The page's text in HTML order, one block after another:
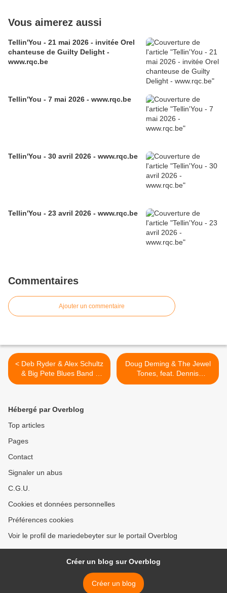
Vous aimerez aussi
Tellin'You - 21 mai 2026 - invitée Orel
chanteuse de Guilty Delight -
www.rqc.be
Tellin'You - 7 mai 2026 - www.rqc.be
Tellin'You - 30 avril 2026 - www.rqc.be
Tellin'You - 23 avril 2026 - www.rqc.be
Commentaires
Ajouter un commentaire
< Deb Ryder & Alex Schultz
& Big Pete Blues Band -
Seven Nights to Blues 2016
Doug Deming & The Jewel
Tones, feat. Dennis
Gruenling - Seven Nights to
Hébergé par Overblog
Top articles
Pages
Contact
Signaler un abus
C.G.U.
Cookies et données personnelles
Préférences cookies
Voir le profil de mariedebeyter sur le portail Overblog
Créer un blog sur Overblog
Créer un blog